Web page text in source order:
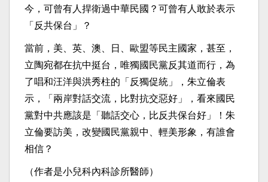
今，可曾有人捍衛過中華民國？可曾有人敢於表示
「反共保台」？
當前，美、英、澳、日、歐盟等民主國家，甚至，
立陶宛都在抗中挺台，唯獨國民黨反其道而行，為
了唱和汪洋與洪秀柱的「反獨促統」，朱立倫表
示，「兩岸對話交流，比對抗交惡好」，看來國民
黨對中共應該是「聽話交心，比反共保台好」！朱
立倫要訪美，改變國民黨親中、輕美形象，有誰會
相信？
（作者是小兒科內科診所醫師）